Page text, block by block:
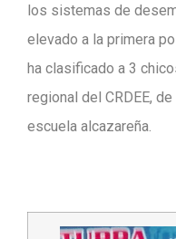
los sistemas de
elevado a la primera
ha clasificado a 3
regional del CRDEE,
escuela alcazareña.